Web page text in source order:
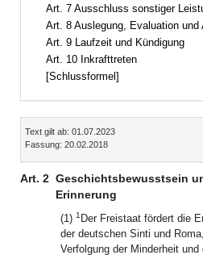
Art. 7 Ausschluss sonstiger
Art. 8 Auslegung, Evaluation und
Art. 9 Laufzeit und Kündigung
Art. 10 Inkrafttreten
[Schlussformel]
Inhalt
Text gilt ab: 01.07.2023
Fassung: 20.02.2018
Art. 2 Geschichtsbewusstsein
Erinnerung
(1) 1 Der Freistaat fördert die
der deutschen Sinti und
Verfolgung der Minderheit